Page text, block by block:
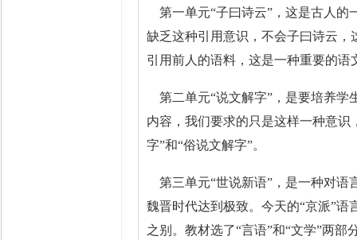
第一单元“子曰诗云”，这是古人的
缺乏这种引用意识，不会子曰诗云
引用前人的语料，这是一种重要的语
第二单元“说文解字”，是要培养学
内容，我们要求的只是这样一种意
字”和“俗说文解字”。
第三单元“世说新语”，是一种对语
魏晋时代达到极致。今天的“京派”
之别。教材选了“言语”和“文学”两